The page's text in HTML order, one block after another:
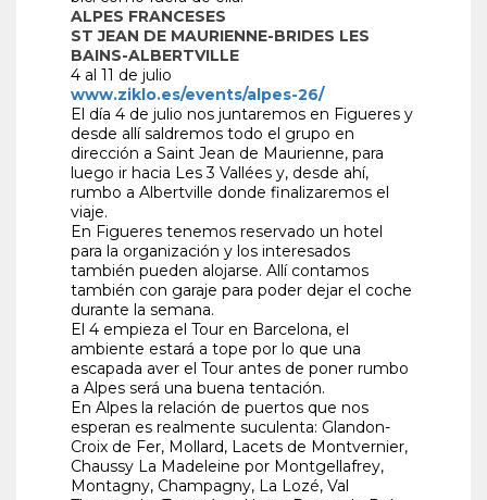
ALPES FRANCESES
ST JEAN DE MAURIENNE-BRIDES LES
BAINS-ALBERTVILLE
4 al 11 de julio
www.ziklo.es/events/alpes-26/
El día 4 de julio nos juntaremos en Figueres y
desde allí saldremos todo el grupo en
dirección a Saint Jean de Maurienne, para
luego ir hacia Les 3 Vallées y, desde ahí,
rumbo a Albertville donde finalizaremos el
viaje.
En Figueres tenemos reservado un hotel
para la organización y los interesados
también pueden alojarse. Allí contamos
también con garaje para poder dejar el coche
durante la semana.
El 4 empieza el Tour en Barcelona, el
ambiente estará a tope por lo que una
escapada aver el Tour antes de poner rumbo
a Alpes será una buena tentación.
En Alpes la relación de puertos que nos
esperan es realmente suculenta: Glandon-
Croix de Fer, Mollard, Lacets de Montvernier,
Chaussy La Madeleine por Montgellafrey,
Montagny, Champagny, La Lozé, Val